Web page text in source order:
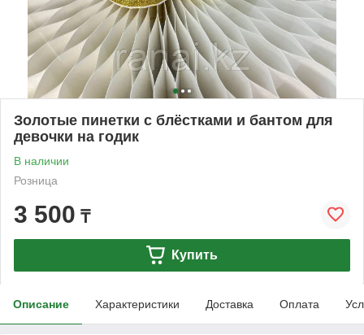
Золотые пинетки с блёстками и бантом для
девочки на годик
В наличии
Розница
3 500 ₸
Купить
Описание Характеристики Доставка Оплата